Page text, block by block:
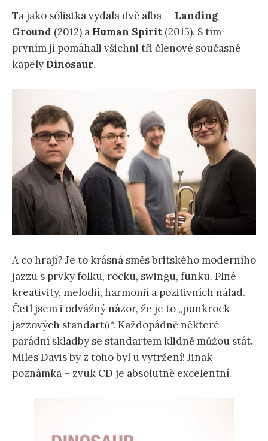
Ta jako sólistka vydala dvě alba – Landing
Ground (2012) a Human Spirit (2015). S tím
prvním jí pomáhali všichni tři členové současné
kapely Dinosaur.
A co hrají? Je to krásná směs britského moderního
jazzu s prvky folku, rocku, swingu, funku. Plné
kreativity, melodií, harmonií a pozitivních nálad.
Četl jsem i odvážný názor, že je to „punkrock
jazzových standartů“. Každopádně některé
parádní skladby se standartem klidně můžou stát.
Miles Davis by z toho byl u vytržení! Jinak
poznámka – zvuk CD je absolutně excelentní.